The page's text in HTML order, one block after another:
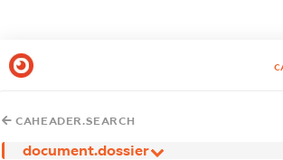
CAHEADER.SEARCH
document.dossier